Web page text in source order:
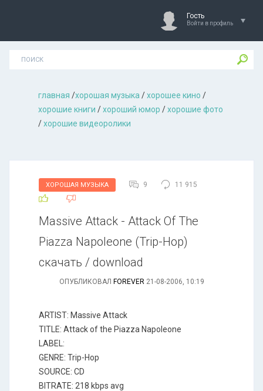
Гость
Войти в профиль
главная /хорошая музыкa /хорошее кино /
хорошие книги /хороший юмор /хорошие фото
/хорошие видеоролики
ХОРОШАЯ МУЗЫКА 9 11 915
Massive Attack - Attack Of The
Piazza Napoleone (Trip-Hop)
скачать / download
ОПУБЛИКОВАЛ FOREVER 21-08-2006, 10:19
ARTIST: Massive Attack
TITLE: Attack of the Piazza Napoleone
LABEL:
GENRE: Trip-Hop
SOURCE: CD
BITRATE: 218 kbps avg